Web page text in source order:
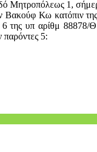
Μητροπόλεως 1,
Βακούφ Κω
της υπ αρίθμ
παρόντες 5: